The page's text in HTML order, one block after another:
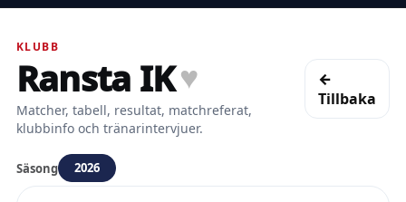
KLUBB
Ransta IK♥
Matcher, tabell, resultat, matchreferat,
klubbinfo och tränarintervjuer.
←
Tillbaka
Säsong 2026